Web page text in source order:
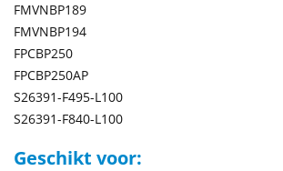
FMVNBP189
FMVNBP194
FPCBP250
FPCBP250AP
S26391-F495-L100
S26391-F840-L100
Geschikt voor: